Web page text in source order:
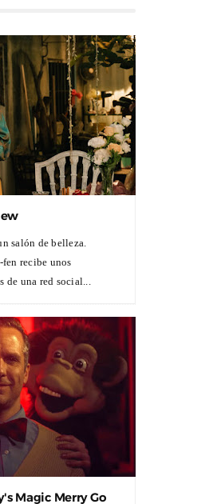
salón de belleza.
fen recibe unos
de una red social...
Magic Merry Go